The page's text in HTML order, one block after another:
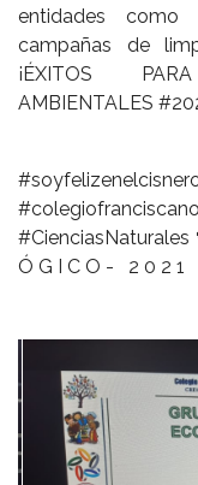
entidades
campañas de
¡ÉXITOS
AMBIENTALES
#CienciasNaturales
Ó G I C O - 2 0 2 1